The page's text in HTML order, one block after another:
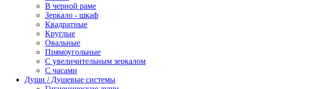
В черной раме
Зеркало - шкаф
Квадратные
Круглые
Овальные
Прямоугольные
С увеличительным зеркалом
С часами
Души / Душевые системы